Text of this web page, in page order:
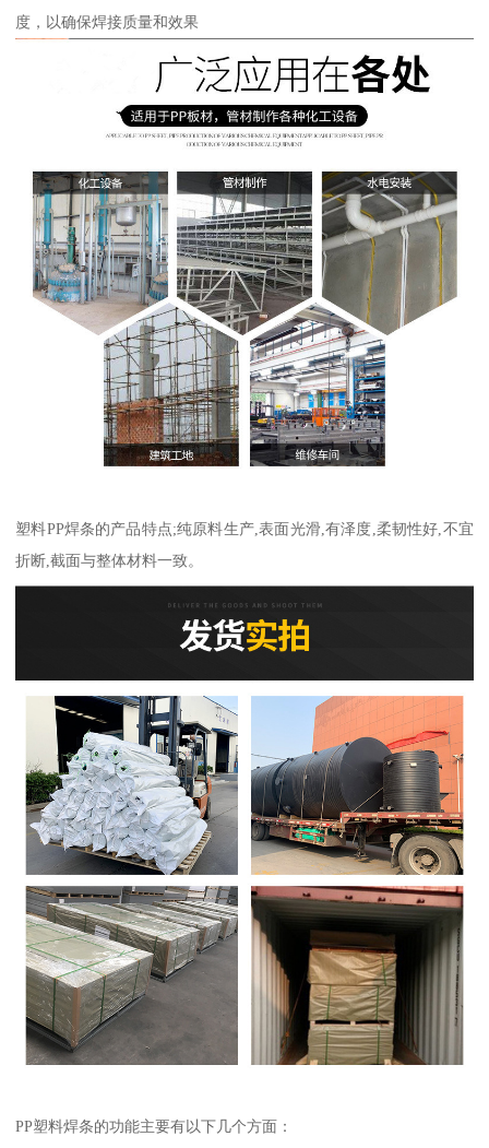
度，以确保焊接质量和效果
塑料PP焊条的产品特点;纯原料生产,表面光滑,有泽度,柔韧性好,不宜
折断,截面与整体材料一致。
PP塑料焊条的功能主要有以下几个方面：